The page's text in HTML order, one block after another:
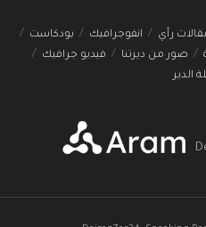
رأي انفوجرافيك
بودكاست
صور من ديرتنا
فيديو جرافيك
الدير